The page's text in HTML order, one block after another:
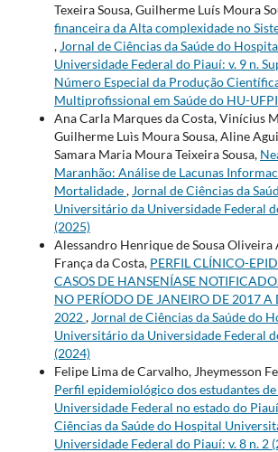
Texeira Sousa, Guilherme Luís Moura
financeira da Alta complexidade no
, Jornal de Ciências da Saúde do
Universidade Federal do Piauí: v. 9 n.
Número Especial da Produção
Multiprofissional em Saúde do HU-
Ana Carla Marques da Costa, Vinícius
Guilherme Luìs Moura Sousa, Aline
Samara Maria Moura Teixeira Sousa,
Maranhão: Análise de Lacunas
Mortalidade, Jornal de Ciências da
Universitário da Universidade Federal
(2025)
Alessandro Henrique de Sousa
França da Costa, PERFIL CLÍNICO-
CASOS DE HANSENÍASE
NO PERÍODO DE JANEIRO DE 2017 A
2022, Jornal de Ciências da Saúde do
Universitário da Universidade Federal
(2024)
Felipe Lima de Carvalho, Jheymesson
Perfil epidemiológico dos estudantes
Universidade Federal no estado do Piauí
Ciências da Saúde do Hospital
Universidade Federal do Piauí: v. 8 n. 2